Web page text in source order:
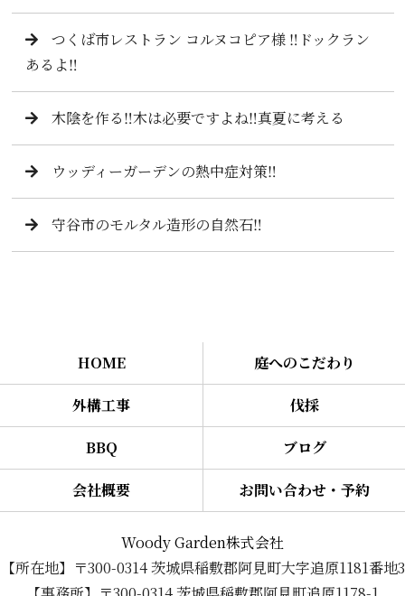
つくば市レストラン コルヌコピア様 ‼️ドックラン
あるよ‼️
木陰を作る‼️木は必要ですよね‼️真夏に考える
ウッディーガーデンの熱中症対策‼️
守谷市のモルタル造形の自然石‼️
HOME 庭へのこだわり
外構工事 伐採
BBQ ブログ
会社概要 お問い合わせ・予約
Woody Garden株式会社
【所在地】〒300-0314 茨城県稲敷郡阿見町大字追原1181番地3